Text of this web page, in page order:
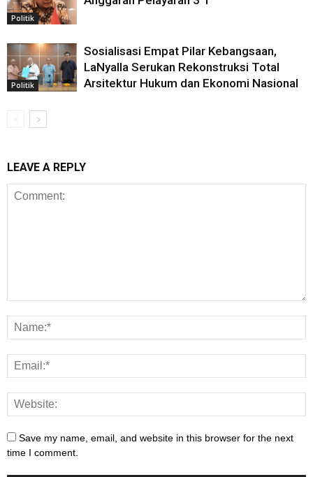
Politik
Politik
Sosialisasi Empat Pilar Kebangsaan,
LaNyalla Serukan Rekonstruksi Total
Arsitektur Hukum dan Ekonomi Nasional
LEAVE A REPLY
Save my name, email, and website in this browser for the next
time I comment.